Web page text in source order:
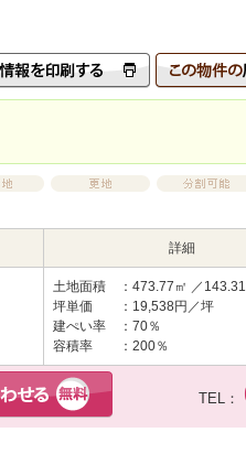
詳細
土地面積
：473.77㎡ ／
坪単価
：19,538円／坪
建ぺい率
：70％
容積率
：200％
TEL：